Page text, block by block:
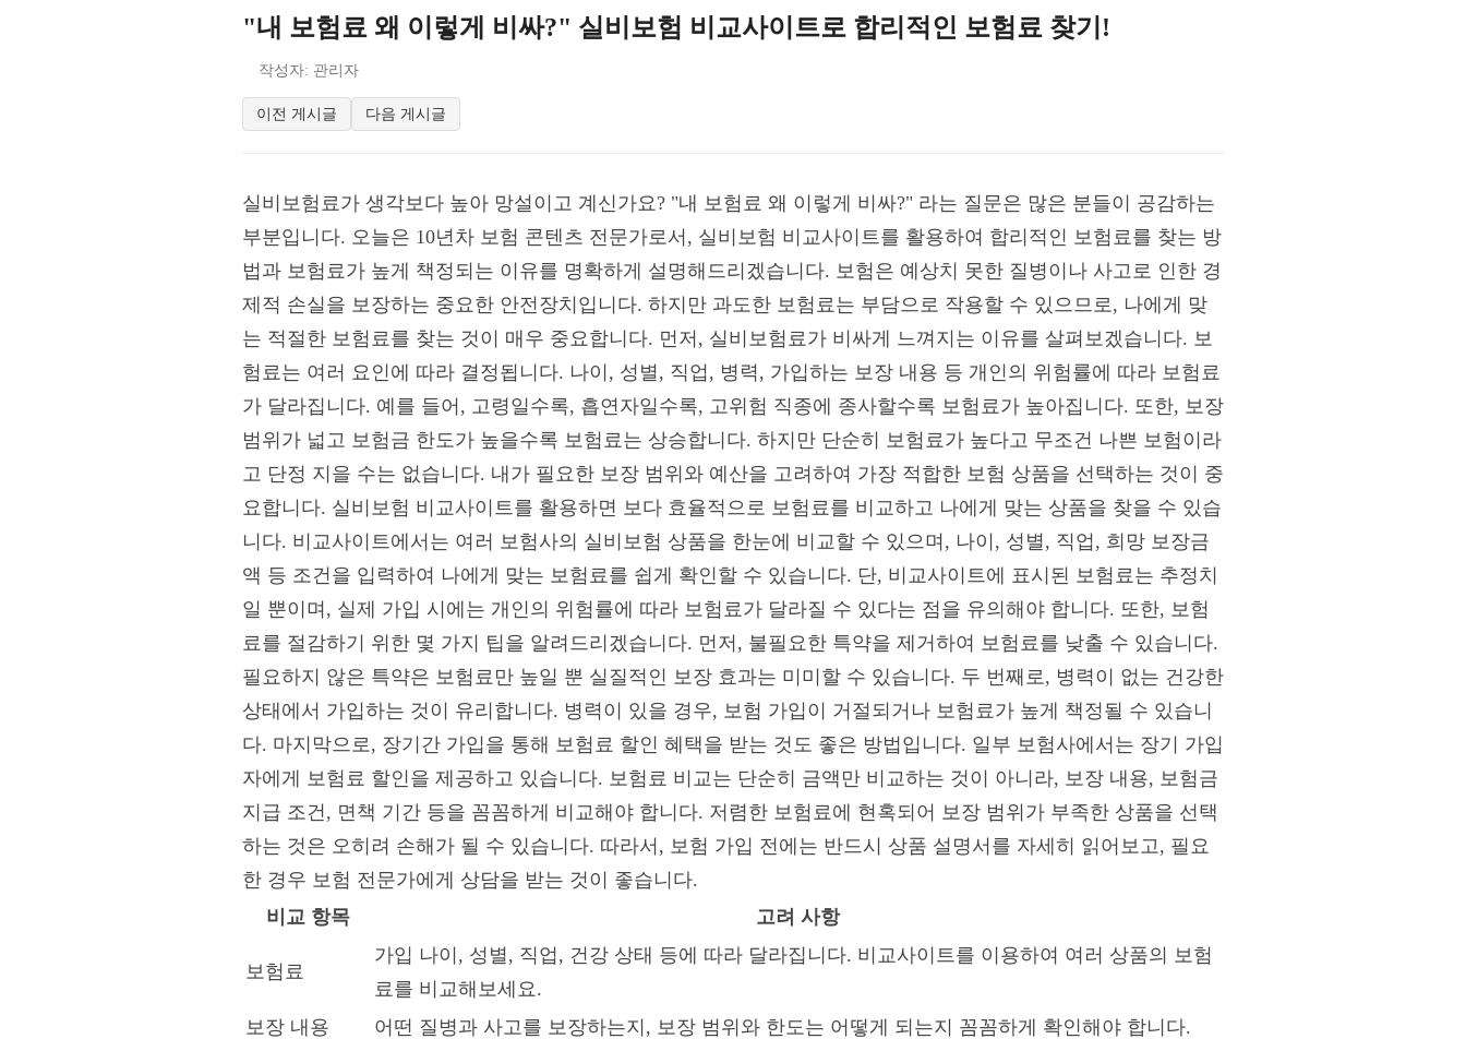
"내 보험료 왜 이렇게 비싸?" 실비보험 비교사이트로 합리적인 보험료 찾기!
작성자: 관리자
이전 게시글 다음 게시글
실비보험료가 생각보다 높아 망설이고 계신가요? "내 보험료 왜 이렇게 비싸?" 라는 질문은 많은 분들이 공감하는
부분입니다. 오늘은 10년차 보험 콘텐츠 전문가로서, 실비보험 비교사이트를 활용하여 합리적인 보험료를 찾는 방
법과 보험료가 높게 책정되는 이유를 명확하게 설명해드리겠습니다. 보험은 예상치 못한 질병이나 사고로 인한 경
제적 손실을 보장하는 중요한 안전장치입니다. 하지만 과도한 보험료는 부담으로 작용할 수 있으므로, 나에게 맞
는 적절한 보험료를 찾는 것이 매우 중요합니다. 먼저, 실비보험료가 비싸게 느껴지는 이유를 살펴보겠습니다. 보
험료는 여러 요인에 따라 결정됩니다. 나이, 성별, 직업, 병력, 가입하는 보장 내용 등 개인의 위험률에 따라 보험료
가 달라집니다. 예를 들어, 고령일수록, 흡연자일수록, 고위험 직종에 종사할수록 보험료가 높아집니다. 또한, 보장
범위가 넓고 보험금 한도가 높을수록 보험료는 상승합니다. 하지만 단순히 보험료가 높다고 무조건 나쁜 보험이라
고 단정 지을 수는 없습니다. 내가 필요한 보장 범위와 예산을 고려하여 가장 적합한 보험 상품을 선택하는 것이 중
요합니다. 실비보험 비교사이트를 활용하면 보다 효율적으로 보험료를 비교하고 나에게 맞는 상품을 찾을 수 있습
니다. 비교사이트에서는 여러 보험사의 실비보험 상품을 한눈에 비교할 수 있으며, 나이, 성별, 직업, 희망 보장금
액 등 조건을 입력하여 나에게 맞는 보험료를 쉽게 확인할 수 있습니다. 단, 비교사이트에 표시된 보험료는 추정치
일 뿐이며, 실제 가입 시에는 개인의 위험률에 따라 보험료가 달라질 수 있다는 점을 유의해야 합니다. 또한, 보험
료를 절감하기 위한 몇 가지 팁을 알려드리겠습니다. 먼저, 불필요한 특약을 제거하여 보험료를 낮출 수 있습니다.
필요하지 않은 특약은 보험료만 높일 뿐 실질적인 보장 효과는 미미할 수 있습니다. 두 번째로, 병력이 없는 건강한
상태에서 가입하는 것이 유리합니다. 병력이 있을 경우, 보험 가입이 거절되거나 보험료가 높게 책정될 수 있습니
다. 마지막으로, 장기간 가입을 통해 보험료 할인 혜택을 받는 것도 좋은 방법입니다. 일부 보험사에서는 장기 가입
자에게 보험료 할인을 제공하고 있습니다. 보험료 비교는 단순히 금액만 비교하는 것이 아니라, 보장 내용, 보험금
지급 조건, 면책 기간 등을 꼼꼼하게 비교해야 합니다. 저렴한 보험료에 현혹되어 보장 범위가 부족한 상품을 선택
하는 것은 오히려 손해가 될 수 있습니다. 따라서, 보험 가입 전에는 반드시 상품 설명서를 자세히 읽어보고, 필요
한 경우 보험 전문가에게 상담을 받는 것이 좋습니다.
비교 항목
고려 사항
보험료
가입 나이, 성별, 직업, 건강 상태 등에 따라 달라집니다. 비교사이트를 이용하여 여러 상품의 보험
료를 비교해보세요.
보장 내용
어떤 질병과 사고를 보장하는지, 보장 범위와 한도는 어떻게 되는지 꼼꼼하게 확인해야 합니다.